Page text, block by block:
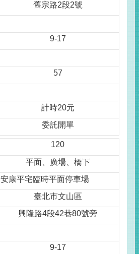
舊宗路2段2號
9-17
57
計時20元
委託開單
120
平面、廣場、橋下
安康平宅臨時平面停車場
臺北市文山區
興隆路4段42巷80號旁
9-17